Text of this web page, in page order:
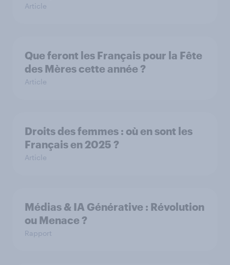
Article
Que feront les Français pour la Fête
des Mères cette année ?
Article
Droits des femmes : où en sont les
Français en 2025 ?
Article
Médias & IA Générative : Révolution
ou Menace ?
Rapport